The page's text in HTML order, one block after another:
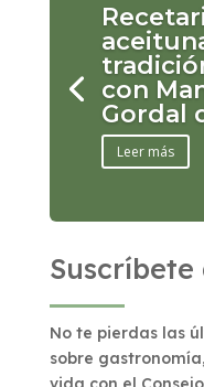
con
Gordal
Leer más
No te pierdas las
sobre